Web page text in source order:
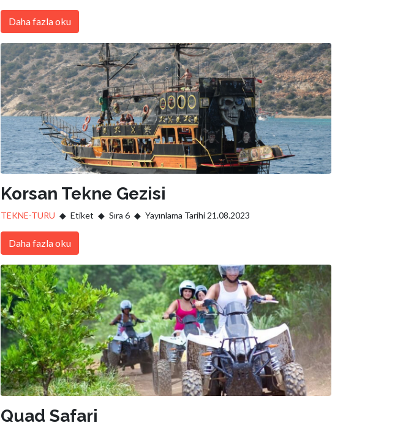
Daha fazla oku
Korsan Tekne Gezisi
TEKNE-TURU Etiket Sıra 6 Yayınlama Tarihi 21.08.2023
Daha fazla oku
Quad Safari